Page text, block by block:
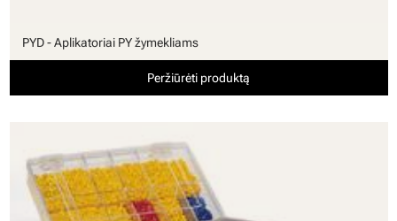
PYD - Aplikatoriai PY žymekliams
Peržiūrėti produktą